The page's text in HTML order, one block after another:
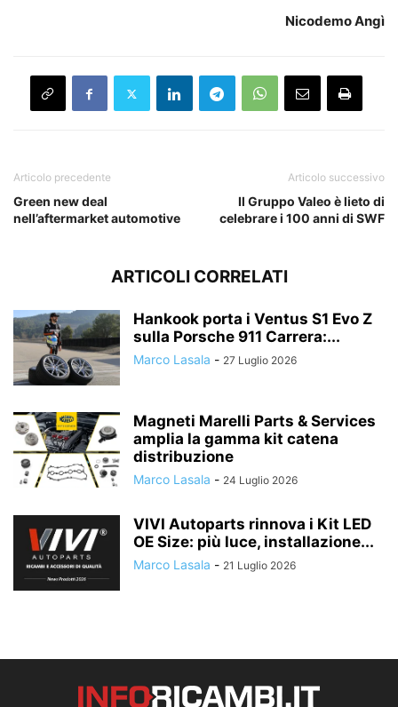
Nicodemo Angì
Articolo precedente
Green new deal
nell’aftermarket automotive
Articolo successivo
Il Gruppo Valeo è lieto di
celebrare i 100 anni di SWF
ARTICOLI CORRELATI
Hankook porta i Ventus S1 Evo Z
sulla Porsche 911 Carrera:...
Marco Lasala - 27 Luglio 2026
Magneti Marelli Parts & Services
amplia la gamma kit catena
distribuzione
Marco Lasala - 24 Luglio 2026
VIVI Autoparts rinnova i Kit LED
OE Size: più luce, installazione...
Marco Lasala - 21 Luglio 2026